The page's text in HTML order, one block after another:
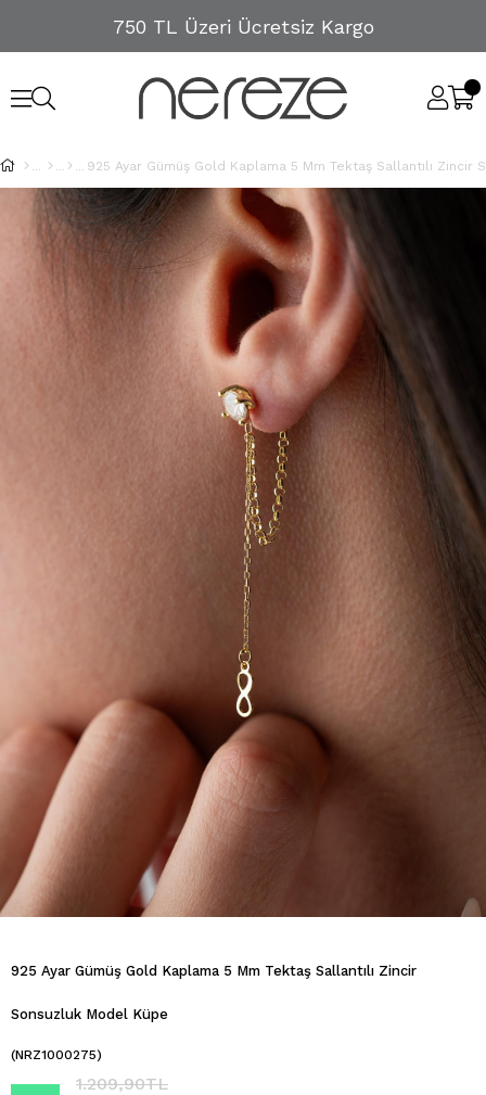
750 TL Üzeri Ücretsiz Kargo
925 Ayar Gümüş Gold Kaplama 5 Mm Tektaş Sallantılı Zincir
Sonsuzluk Model Küpe
(NRZ1000275)
1.209,90TL